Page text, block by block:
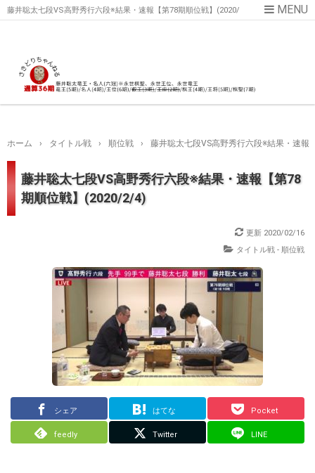
藤井聡太七段VS高野秀行六段※結果・速報【第78期順位戦】(2020/
ホーム › タイトル戦 › 順位戦 › 藤井聡太七段VS高野秀行六段※結果・速
藤井聡太七段VS高野秀行六段※結果・速報【第78
期順位戦】(2020/2/4)
更新 2020/02/16
タイトル戦 - 順位戦
シェア はてな Pocket
feedly Twitter LINE